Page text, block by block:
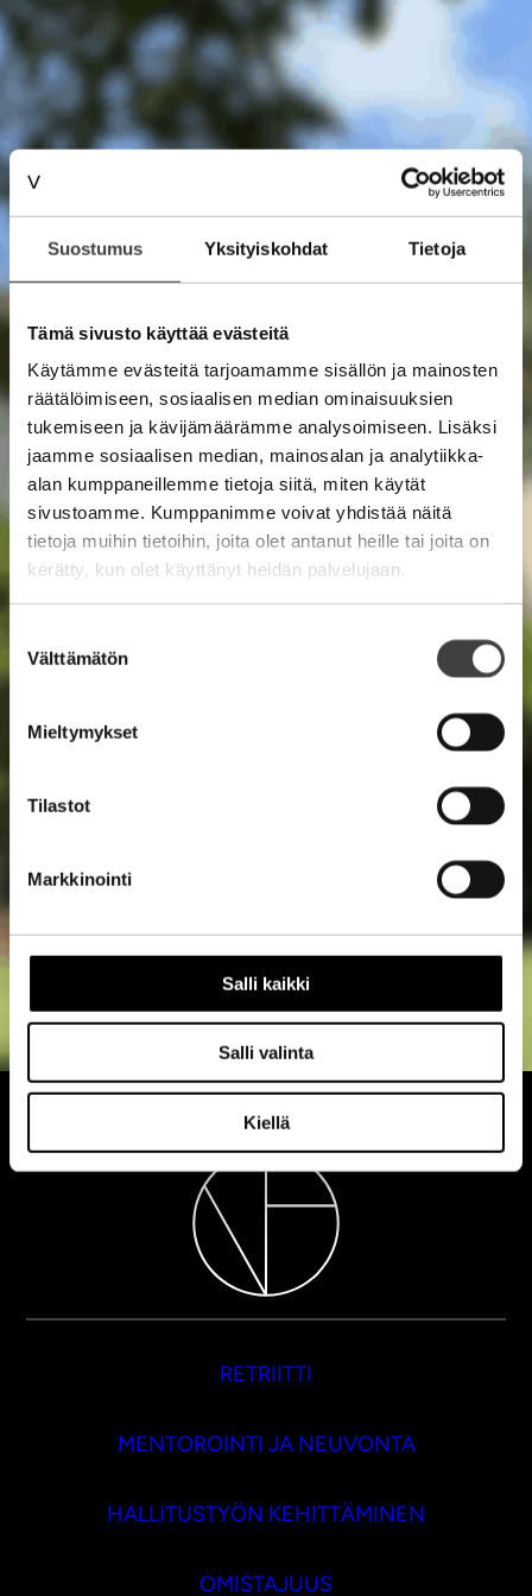
Suostumus Yksityiskohdat Tietoja
Tämä sivusto käyttää evästeitä
Käytämme evästeitä tarjoamamme sisällön ja mainosten
räätälöimiseen, sosiaalisen median ominaisuuksien
tukemiseen ja kävijämäärämme analysoimiseen. Lisäksi
jaamme sosiaalisen median, mainosalan ja analytiikka-
alan kumppaneillemme tietoja siitä, miten käytät
sivustoamme. Kumppanimme voivat yhdistää näitä
tietoja muihin tietoihin, joita olet antanut heille tai joita on
kerätty, kun olet käyttänyt heidän palvelujaan.
valinta
Välttämätön
Mieltymykset
Tilastot
Markkinointi
Salli kaikki
Salli valinta
Kiellä
RETRIITTI
MENTOROINTI JA NEUVONTA
HALLITUSTYÖN KEHITTÄMINEN
OMISTAJUUS